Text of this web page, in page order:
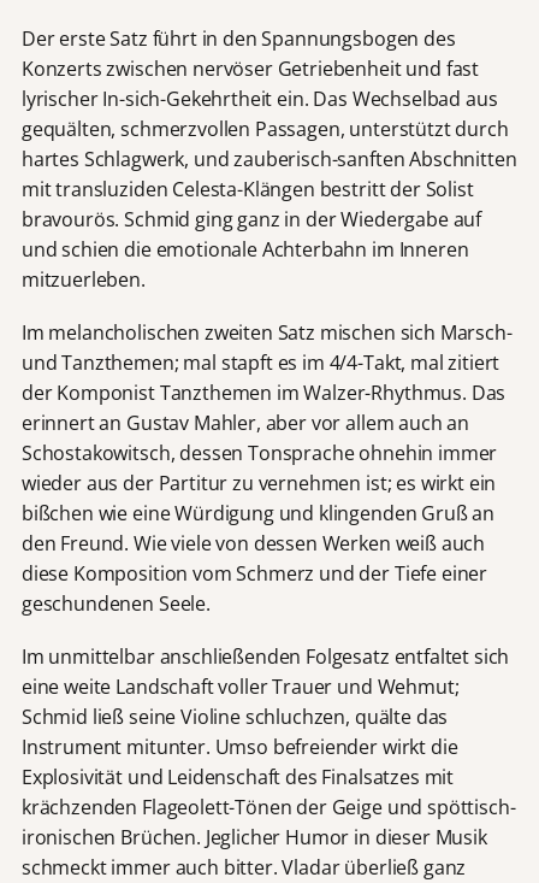
Der erste Satz führt in den Spannungsbogen des
Konzerts zwischen nervöser Getriebenheit und fast
lyrischer In-sich-Gekehrtheit ein. Das Wechselbad aus
gequälten, schmerzvollen Passagen, unterstützt durch
hartes Schlagwerk, und zauberisch-sanften Abschnitten
mit transluziden Celesta-Klängen bestritt der Solist
bravourös. Schmid ging ganz in der Wiedergabe auf
und schien die emotionale Achterbahn im Inneren
mitzuerleben.
Im melancholischen zweiten Satz mischen sich Marsch-
und Tanzthemen; mal stapft es im 4/4-Takt, mal zitiert
der Komponist Tanzthemen im Walzer-Rhythmus. Das
erinnert an Gustav Mahler, aber vor allem auch an
Schostakowitsch, dessen Tonsprache ohnehin immer
wieder aus der Partitur zu vernehmen ist; es wirkt ein
bißchen wie eine Würdigung und klingenden Gruß an
den Freund. Wie viele von dessen Werken weiß auch
diese Komposition vom Schmerz und der Tiefe einer
geschundenen Seele.
Im unmittelbar anschließenden Folgesatz entfaltet sich
eine weite Landschaft voller Trauer und Wehmut;
Schmid ließ seine Violine schluchzen, quälte das
Instrument mitunter. Umso befreiender wirkt die
Explosivität und Leidenschaft des Finalsatzes mit
krächzenden Flageolett-Tönen der Geige und spöttisch-
ironischen Brüchen. Jeglicher Humor in dieser Musik
schmeckt immer auch bitter. Vladar überließ ganz